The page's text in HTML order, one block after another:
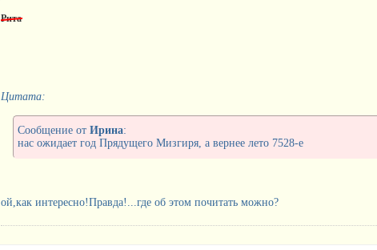
Рита
Цитата:
Сообщение от Ирина:
нас ожидает год Прядущего Мизгиря, а вернее лето 7528-е
ой,как интересно!Правда!...где об этом почитать можно?